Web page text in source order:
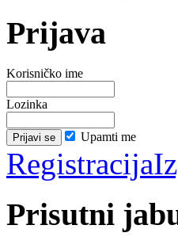
Prijava
Korisničko ime
Lozinka
Upamti me
Registracija
Prisutni